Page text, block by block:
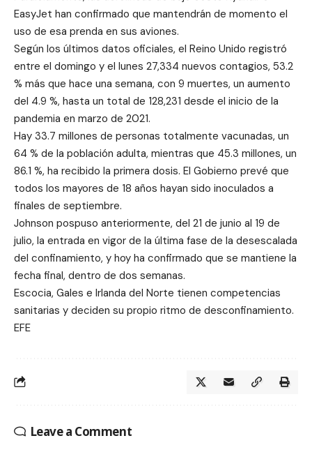
EasyJet han confirmado que mantendrán de momento el
uso de esa prenda en sus aviones.
Según los últimos datos oficiales, el Reino Unido registró
entre el domingo y el lunes 27,334 nuevos contagios, 53.2
% más que hace una semana, con 9 muertes, un aumento
del 4.9 %, hasta un total de 128,231 desde el inicio de la
pandemia en marzo de 2021.
Hay 33.7 millones de personas totalmente vacunadas, un
64 % de la población adulta, mientras que 45.3 millones, un
86.1 %, ha recibido la primera dosis. El Gobierno prevé que
todos los mayores de 18 años hayan sido inoculados a
finales de septiembre.
Johnson pospuso anteriormente, del 21 de junio al 19 de
julio, la entrada en vigor de la última fase de la desescalada
del confinamiento, y hoy ha confirmado que se mantiene la
fecha final, dentro de dos semanas.
Escocia, Gales e Irlanda del Norte tienen competencias
sanitarias y deciden su propio ritmo de desconfinamiento.
EFE
Leave a Comment